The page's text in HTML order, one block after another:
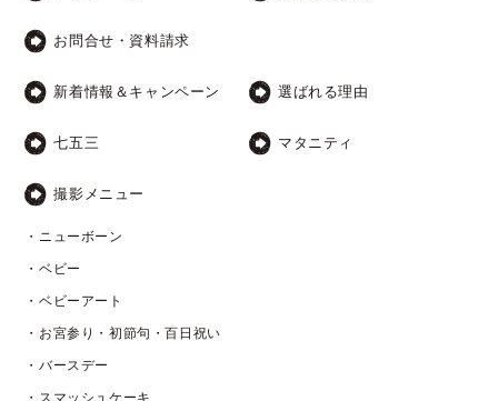
お問合せ・資料請求
新着情報＆キャンペーン 選ばれる理由
七五三 マタニティ
撮影メニュー
・ニューボーン
・ベビー
・ベビーアート
・お宮参り・初節句・百日祝い
・バースデー
・スマッシュケーキ